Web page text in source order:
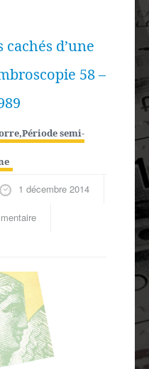
d’une
58 –
,Période semi-
1 décembre 2014